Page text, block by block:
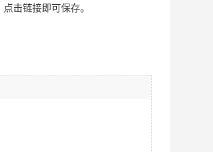
击链接即可保存。